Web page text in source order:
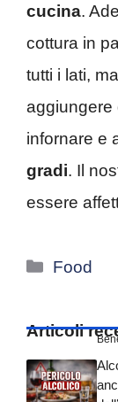
cucina.
cottura in
tutti i lati,
aggiungere
infornare e
gradi. Il
essere
Categorie
Food
Articoli